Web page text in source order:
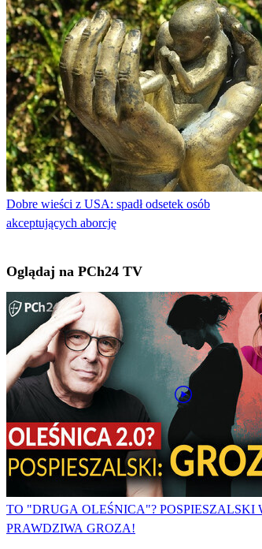
Dobre wieści z USA: spadł odsetek osób
akceptujących aborcję
Oglądaj na PCh24 TV
TO "DRUGA OLEŚNICA"? POSPIESZALSKI
PRAWDZIWA GROZA!